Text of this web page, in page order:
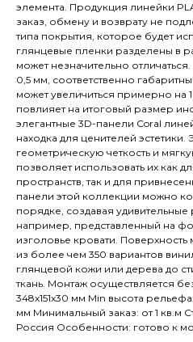
элемента. Продукция линейки
заказ, обмену и возврату не
типа покрытия, которое будет
глянцевые пленки разделены в
может незначительно
0,5 мм, соответственно
может увеличиться примерно на
повлияет на итоговый размер
элегантные 3D-панели Coral
находка для ценителей
геометрическую четкость и
позволяет использовать их как
пространств, так и для
панели этой коллекции можно
порядке, создавая удивительные
например, представленный на
изголовье кровати.
из более чем 350 вариантов
глянцевой кожи или дерева до
ткань. Монтаж осуществляется
348x151x30 мм Min высота
мм Минимальный заказ: от 1 кв.м
Россия Особенности: готово к